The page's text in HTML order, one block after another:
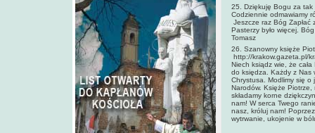
25. Dziękuję Bogu za tak
Codziennie odmawiamy
Jeszcze raz Bóg
Pasterzy było więcej.
Tomasz
26. Szanowny księże
http://krakow.gazeta.pl/
Niech ksiądz wie, że
do księdza. Każdy z Nas
Chrystusa. Modlimy się o
Narodów. Księże Piotrze,
składamy korne
nam! W serca Twego
nasz, króluj nam!
wytrwanie, ukojenie w